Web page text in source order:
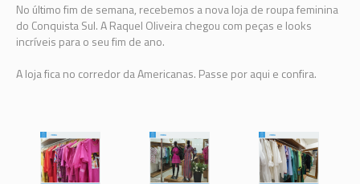
No último fim de semana, recebemos a nova loja de roupa feminina
do Conquista Sul. A Raquel Oliveira chegou com peças e looks
incríveis para o seu fim de ano.
A loja fica no corredor da Americanas. Passe por aqui e confira.